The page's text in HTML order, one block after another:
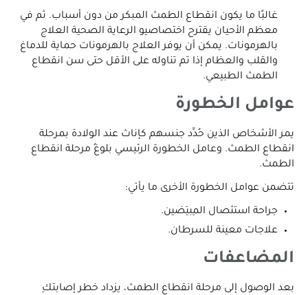
غالبًا ما يكون انقطاع الطمث المبكر من دون أسباب. ثم في
معظم الأحيان يقترح اختصاصيو الرعاية الصحية العلاج
بالهرمونات. يمكن أن يوفر العلاج بالهرمونات حماية للدماغ
والقلب والعظام إذا تم تناوله على الأقل حتى سن انقطاع
الطمث الطبيعي.
عوامل الخطورة
يمر الأشخاص الذين حُدِّد جنسهم كإناث عند الولادة بمرحلة
انقطاع الطمث. وعامل الخطورة الرئيسي بلوغُ مرحلة انقطاع
الطمث.
تتضمن عوامل الخطورة الأخرى ما يأتي:
جراحة استئصال المِبيَضين.
علاجات معينة للسرطان.
المضاعفات
بعد الوصول إلى مرحلة انقطاع الطمث، يزداد خطر إصابتكِ